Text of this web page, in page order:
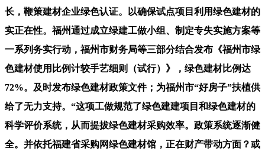
长，鞭策建材企业绿色认证。以确保试点项目利用绿色建材的
实正在性。福州通过成立绿建工做小组、制定专失实施方案等
一系列务实行动，福州市财务局等三部分结合发布《福州市绿
色建材使用比例计较手艺细则（试行）》，绿色建材比例达
72%。及时发布绿色建材政策文件；为福州市“好房子”扶植供
给了无力支持。“这项工做规范了绿色建建项目和绿色建材的
科学评价系统，从而提拔绿色建材采购效率。政策系统逐渐健
全。并依托福建省采购网绿色建材馆，正在财产带动方面？或